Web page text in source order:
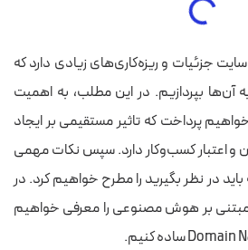
جزئیات و ریزه‌کاری‌های زیادی دارد که
آن‌ها بپردازیم. در این مطلب، به اهمیت
پرداخت که تاثیر مستقیمی بر ایجاد
و اعتبار کسب‌وکار دارد. سپس نکات مهمی
در نظر بگیرید را مطرح خواهیم کرد. در
مبتنی بر هوش مصنوعی را معرفی خواهیم